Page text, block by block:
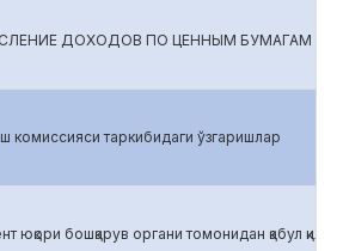
ДОХОДОВ ПО ЦЕННЫМ БУМАГАМ
комиссияси таркибидаги ўзгаришлар
юқори бошқарув органи томонидан қабул